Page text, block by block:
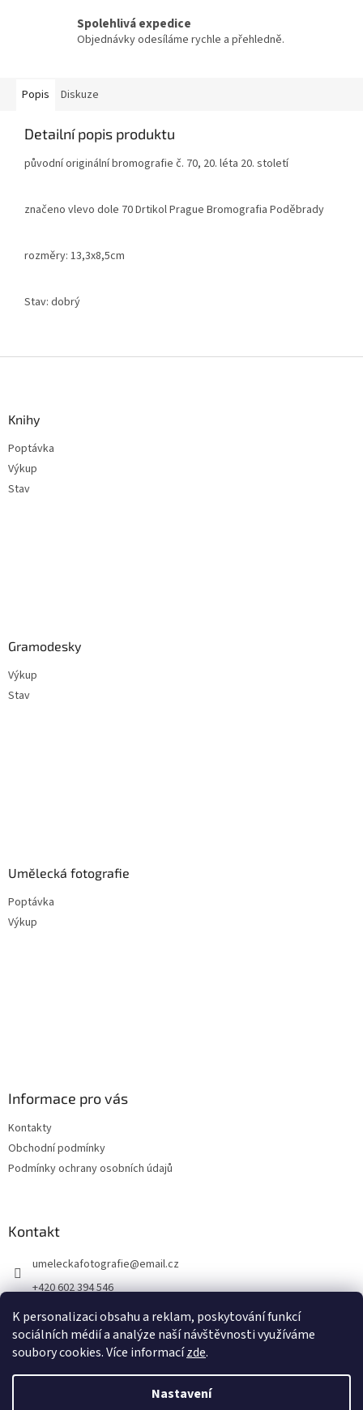
K personalizaci obsahu a reklam, poskytování funkcí
sociálních médií a analýze naší návštěvnosti využíváme
soubory cookies. Více informacízde.
Nastavení
Spolehlivá expedice
Objednávky odesíláme rychle a přehledně.
Popis Diskuze
Detailní popis produktu
původní originální bromografie č. 70, 20. léta 20. století
značeno vlevo dole 70 Drtikol Prague Bromografia Poděbrady
rozměry: 13,3x8,5cm
Stav: dobrý
Knihy
Poptávka
Výkup
Stav
Gramodesky
Výkup
Stav
Umělecká fotografie
Poptávka
Výkup
Informace pro vás
Kontakty
Obchodní podmínky
Podmínky ochrany osobních údajů
Kontakt
umeleckafotografie@email.cz
+420 602 394 546
Facebook